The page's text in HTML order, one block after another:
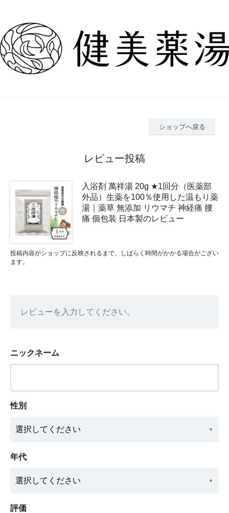
ショップへ戻る
レビュー投稿
入浴剤 萬祥湯 20g ★1回分（医薬部
外品）生薬を100％使用した温もり薬
湯｜薬草 無添加 リウマチ 神経痛 腰
痛 個包装 日本製のレビュー
投稿内容がショップに反映されるまで、しばらく時間がかかる場合がござい
ます。
レビューを入力してください。
ニックネーム
性別
年代
評価